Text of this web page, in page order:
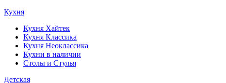
Кухня
Кухня Хайтек
Кухня Классика
Кухня Неоклассика
Кухни в наличии
Столы и Стулья
Детская